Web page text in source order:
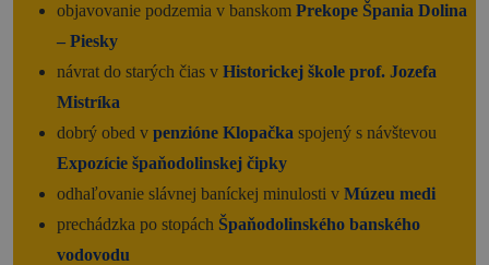
objavovanie podzemia v banskom Prekope Špania Dolina
– Piesky
návrat do starých čias v Historickej škole prof. Jozefa
Mistríka
dobrý obed v penzióne Klopačka spojený s návštevou
Expozície špaňodolinskej čipky
odhaľovanie slávnej baníckej minulosti v Múzeu medi
prechádzka po stopách Špaňodolinského banského
vodovodu